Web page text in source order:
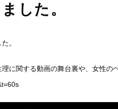
した。
。
に関する動画の舞台裏や、女性の
くだ